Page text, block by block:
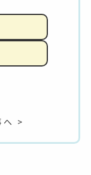
へ >